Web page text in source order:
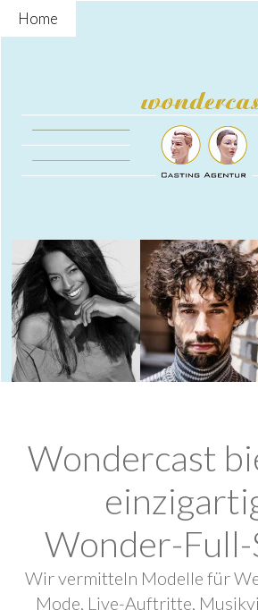
Home
Wondercast
Wonder-Full-
Wir vermitteln Modelle für
Mode, Live-Auftritte,